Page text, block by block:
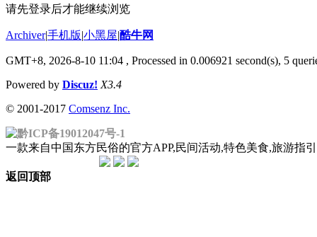
请先登录后才能继续浏览
Archiver|手机版|小黑屋|酷牛网
GMT+8, 2026-8-10 11:04 , Processed in 0.006921 second(s), 5
Powered by Discuz! X3.4
© 2001-2017 Comsenz Inc.
黔ICP备19012047号-1
一款来自中国东方民俗的官方APP,民间活动,特色美食,旅游
返回顶部